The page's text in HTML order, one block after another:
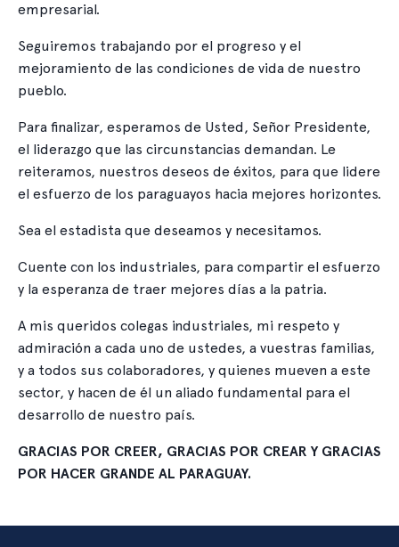
empresarial.
Seguiremos trabajando por el progreso y el
mejoramiento de las condiciones de vida de nuestro
pueblo.
Para finalizar, esperamos de Usted, Señor Presidente,
el liderazgo que las circunstancias demandan. Le
reiteramos, nuestros deseos de éxitos, para que lidere
el esfuerzo de los paraguayos hacia mejores horizontes.
Sea el estadista que deseamos y necesitamos.
Cuente con los industriales, para compartir el esfuerzo
y la esperanza de traer mejores días a la patria.
A mis queridos colegas industriales, mi respeto y
admiración a cada uno de ustedes, a vuestras familias,
y a todos sus colaboradores, y quienes mueven a este
sector, y hacen de él un aliado fundamental para el
desarrollo de nuestro país.
GRACIAS POR CREER, GRACIAS POR CREAR Y GRACIAS
POR HACER GRANDE AL PARAGUAY.